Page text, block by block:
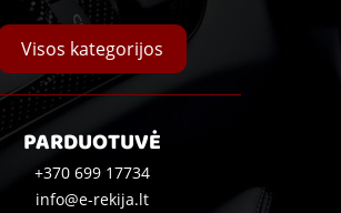
Visos kategorijos
PARDUOTUVĖ
+370 699 17734
info@e-rekija.lt